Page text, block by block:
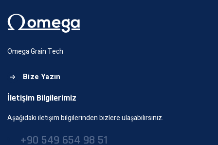
Omega Grain Tech
Bize Yazın
İletişim Bilgilerimiz
Aşağıdaki iletişim bilgilerinden bizlere ulaşabilirsiniz.
+90 549 654 98 51